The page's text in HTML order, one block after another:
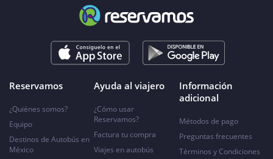
Reservamos
¿Quiénes somos?
Equipo
Destinos de Autobús en
México
Ayuda al viajero
¿Cómo usar
Reservamos?
Factura tu compra
Viajes en autobús
Información
adicional
Métodos de pago
Preguntas frecuentes
Términos y Condiciones